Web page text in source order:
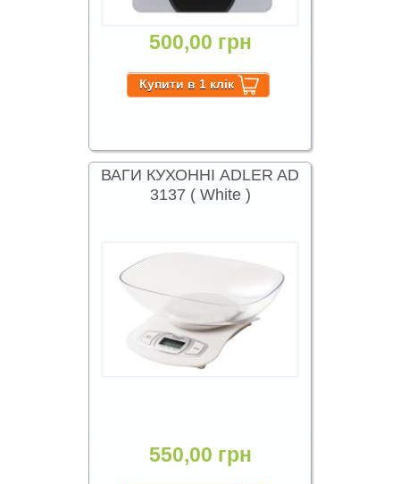
500,00 грн
ВАГИ КУХОННІ ADLER AD
3137 ( White )
550,00 грн